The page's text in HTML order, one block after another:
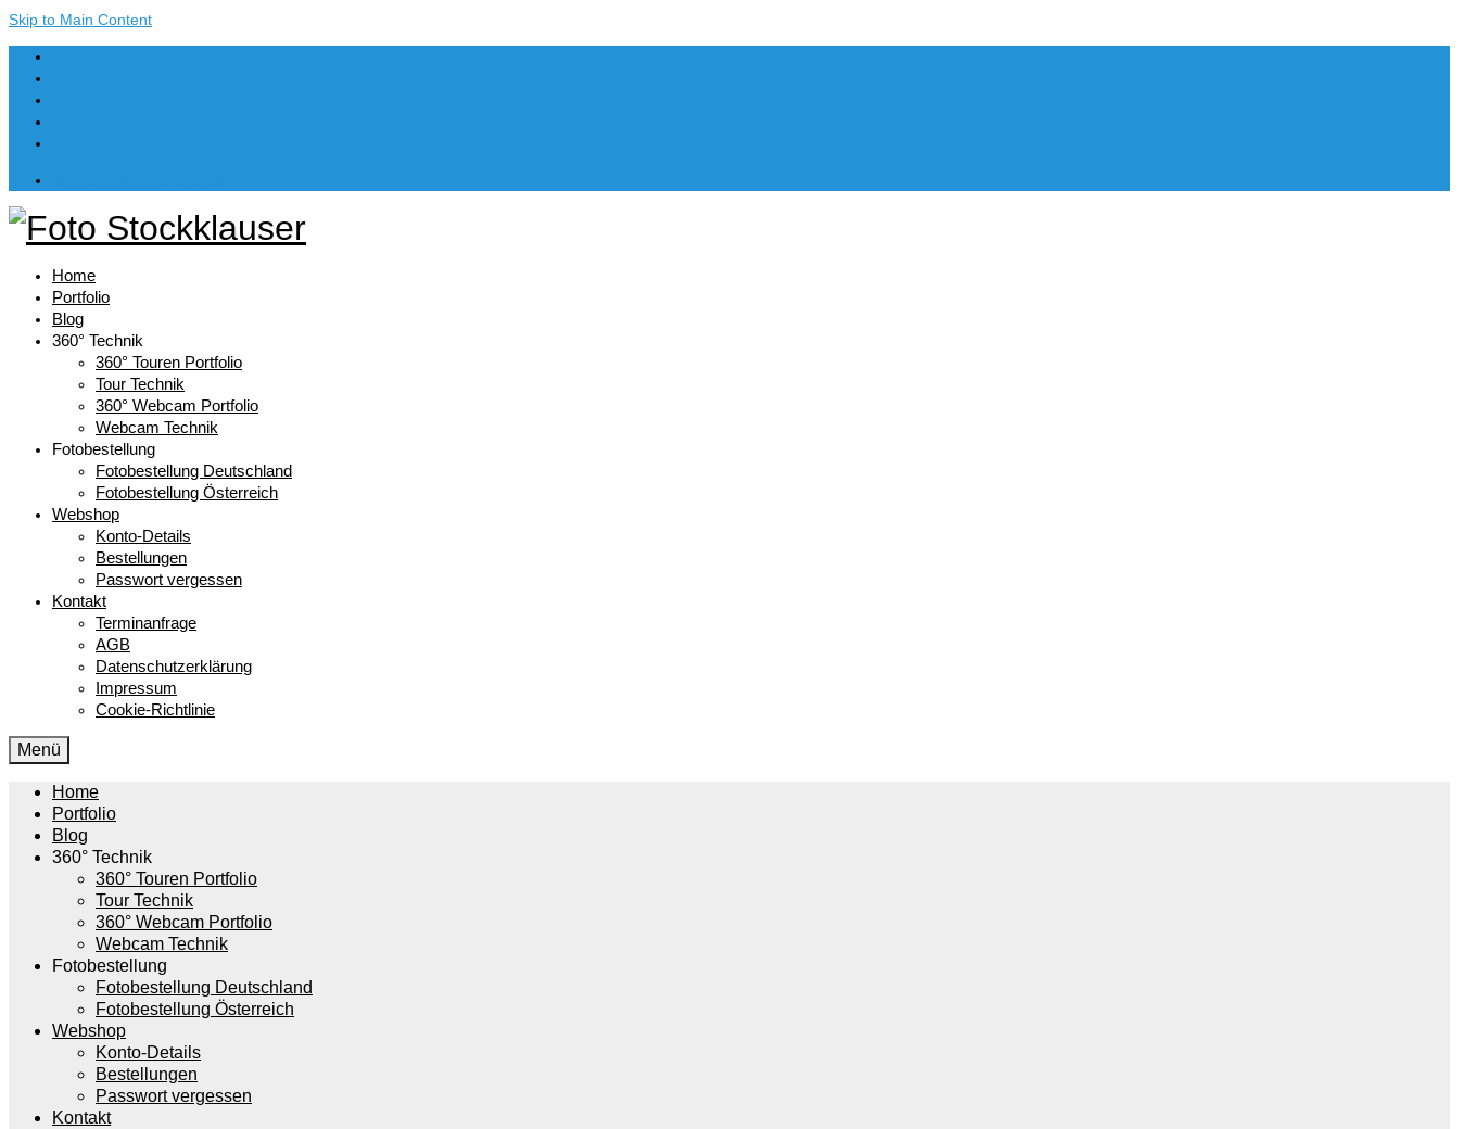
Skip to Main Content
Home
Portfolio
Blog
360° Technik
360° Touren Portfolio
Tour Technik
360° Webcam Portfolio
Webcam Technik
Fotobestellung
Fotobestellung Deutschland
Fotobestellung Österreich
Webshop
Konto-Details
Bestellungen
Passwort vergessen
Kontakt
Terminanfrage
AGB
Datenschutzerklärung
Impressum
Cookie-Richtlinie
Menü
Home
Portfolio
Blog
360° Technik
360° Touren Portfolio
Tour Technik
360° Webcam Portfolio
Webcam Technik
Fotobestellung
Fotobestellung Deutschland
Fotobestellung Österreich
Webshop
Konto-Details
Bestellungen
Passwort vergessen
Kontakt